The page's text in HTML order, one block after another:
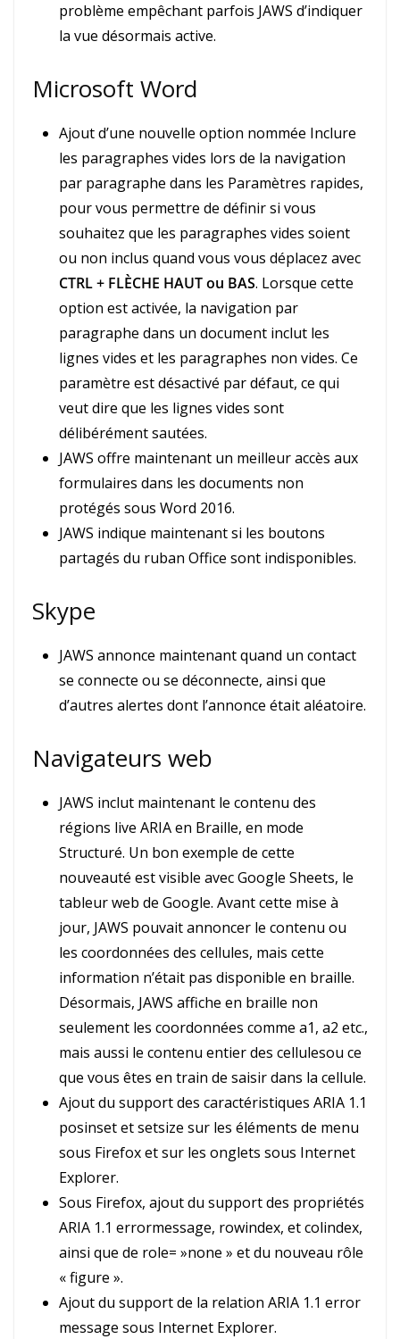
problème empêchant parfois JAWS d’indiquer
la vue désormais active.
Microsoft Word
Ajout d’une nouvelle option nommée Inclure
les paragraphes vides lors de la navigation
par paragraphe dans les Paramètres rapides,
pour vous permettre de définir si vous
souhaitez que les paragraphes vides soient
ou non inclus quand vous vous déplacez avec
CTRL + FLÈCHE HAUT ou BAS. Lorsque cette
option est activée, la navigation par
paragraphe dans un document inclut les
lignes vides et les paragraphes non vides. Ce
paramètre est désactivé par défaut, ce qui
veut dire que les lignes vides sont
délibérément sautées.
JAWS offre maintenant un meilleur accès aux
formulaires dans les documents non
protégés sous Word 2016.
JAWS indique maintenant si les boutons
partagés du ruban Office sont indisponibles.
Skype
JAWS annonce maintenant quand un contact
se connecte ou se déconnecte, ainsi que
d’autres alertes dont l’annonce était aléatoire.
Navigateurs web
JAWS inclut maintenant le contenu des
régions live ARIA en Braille, en mode
Structuré. Un bon exemple de cette
nouveauté est visible avec Google Sheets, le
tableur web de Google. Avant cette mise à
jour, JAWS pouvait annoncer le contenu ou
les coordonnées des cellules, mais cette
information n’était pas disponible en braille.
Désormais, JAWS affiche en braille non
seulement les coordonnées comme a1, a2 etc.,
mais aussi le contenu entier des cellulesou ce
que vous êtes en train de saisir dans la cellule.
Ajout du support des caractéristiques ARIA 1.1
posinset et setsize sur les éléments de menu
sous Firefox et sur les onglets sous Internet
Explorer.
Sous Firefox, ajout du support des propriétés
ARIA 1.1 errormessage, rowindex, et colindex,
ainsi que de role= »none » et du nouveau rôle
« figure ».
Ajout du support de la relation ARIA 1.1 error
message sous Internet Explorer.